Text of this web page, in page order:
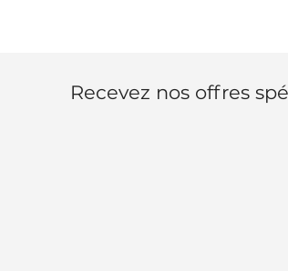
Recevez nos offres